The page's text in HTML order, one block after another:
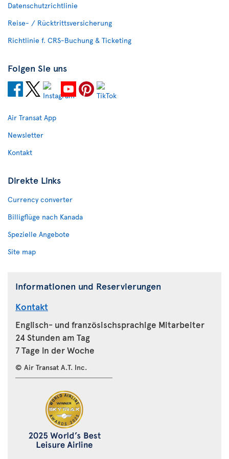
Datenschutzrichtlinie
Reise- / Rücktrittsversicherung
Richtlinie f. CRS-Buchung & Ticketing
Folgen Sie uns
Air Transat App
Newsletter
Kontakt
Direkte Links
Currency converter
Billigflüge nach Kanada
Spezielle Angebote
Site map
Informationen und Reservierungen
Kontakt
Englisch- und französischsprachige Mitarbeiter
24 Stunden am Tag
7 Tage in der Woche
© Air Transat A.T. Inc.